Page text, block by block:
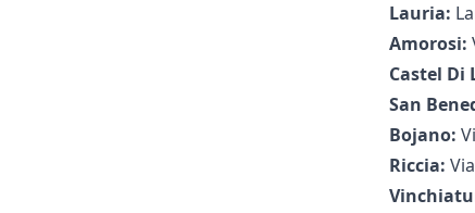
Lauria:
Amorosi:
Castel Di
San
Bojano:
Riccia: